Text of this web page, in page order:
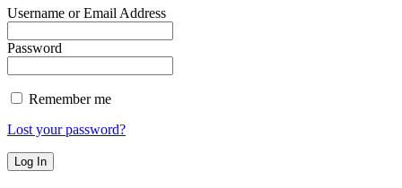
Username or Email Address
Password
Remember me
Lost your password?